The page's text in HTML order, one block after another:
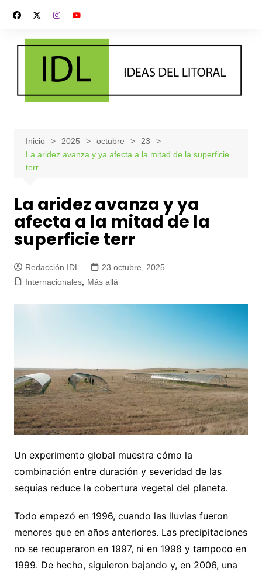
contenido
Inicio 2025 octubre
23
La aridez avanza y ya afecta a la mitad de la superficie
terr
La aridez avanza y ya
afecta a la mitad de la
superficie terr
Redacción IDL
23 octubre, 2025
Internacionales, Más allá
Un experimento global muestra cómo la
combinación entre duración y severidad de las
sequías reduce la cobertura vegetal del planeta.
Todo empezó en 1996, cuando las lluvias fueron
menores que en años anteriores. Las precipitaciones
no se recuperaron en 1997, ni en 1998 y tampoco en
1999. De hecho, siguieron bajando y, en 2006, una